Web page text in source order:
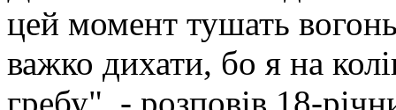
цей момент тушать
важко дихати, бо я на
гребу", - розповів 18-